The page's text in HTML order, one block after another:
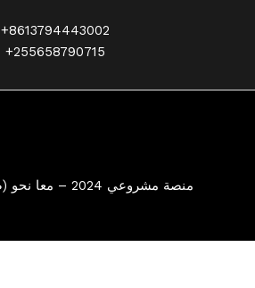
+8613794443002
+255658790715
منصة مشروعي 2024 – معا نحو (صنع في اليمن)